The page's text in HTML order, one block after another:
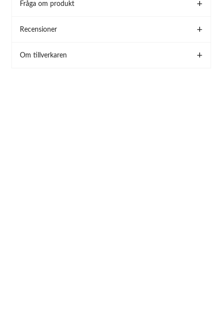
Fråga om produkt
Recensioner
Om tillverkaren